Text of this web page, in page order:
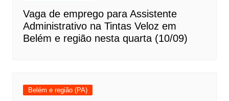
Vaga de emprego para Assistente
Administrativo na Tintas Veloz em
Belém e região nesta quarta (10/09)
Belém e região (PA)